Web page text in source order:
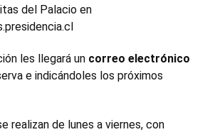
del Palacio en
les llegará un correo electrónico
e indicándoles los próximos
realizan de lunes a viernes, con